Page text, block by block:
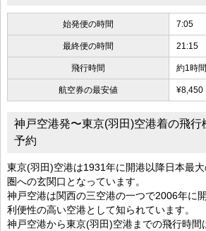
始発便の時間 7:05
最終便の時間 21:15
飛行時間 約1時
航空券の最安値 ¥8,450
神戸空港発〜東京(羽田)空港着の飛行
予約
東京(羽田)空港は1931年に開港以降日本最
圏への玄関口となっています。
神戸空港は関西の三空港の一つで2006年に
利便性の高い空港として知られています。
神戸空港から東京(羽田)空港までの飛行時間